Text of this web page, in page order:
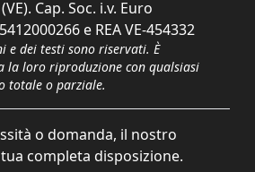
Cap. Soc. i.v. Euro
e REA VE-454332
dei testi sono riservati. È
la loro riproduzione con qualsiasi
totale o parziale.
o domanda, il nostro
completa disposizione.